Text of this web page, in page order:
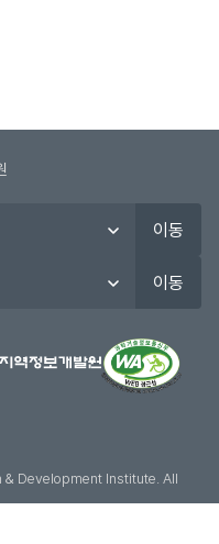
이동
이동
& Development Institute. AII